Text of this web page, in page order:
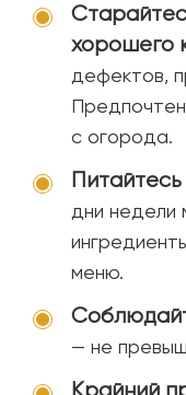
хорошего
дефектов,
с огорода.
дни недели
меню.
— не